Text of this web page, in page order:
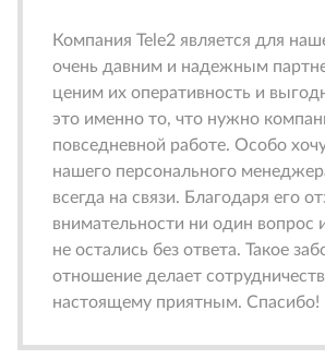
Компания Tele2 является для
очень давним и надежным
ценим их оперативность и
это именно то, что нужно
повседневной работе. Особо
нашего персонального
всегда на связи. Благодаря его
внимательности ни один вопрос
не остались без ответа. Такое
отношение делает
настоящему приятным. Спасибо!